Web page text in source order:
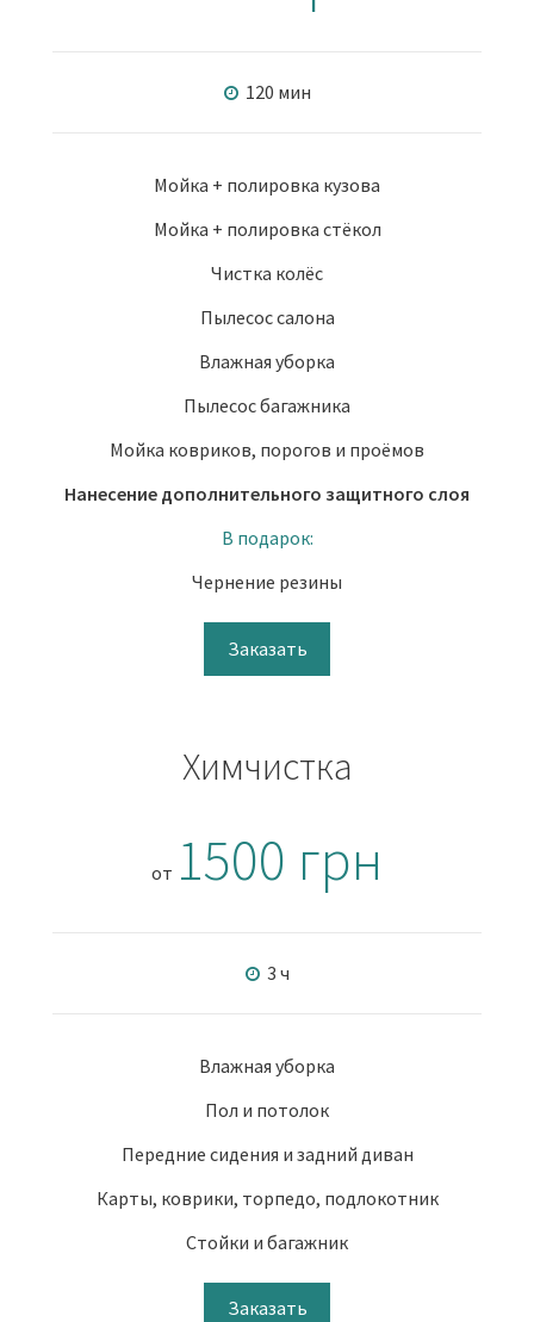
120 мин
Мойка + полировка кузова
Мойка + полировка стёкол
Чистка колёс
Пылесос салона
Влажная уборка
Пылесос багажника
Мойка ковриков, порогов и проёмов
Нанесение дополнительного защитного слоя
В подарок:
Чернение резины
Заказать
Химчистка
от 1500 грн
3 ч
Влажная уборка
Пол и потолок
Передние сидения и задний диван
Карты, коврики, торпедо, подлокотник
Стойки и багажник
Заказать